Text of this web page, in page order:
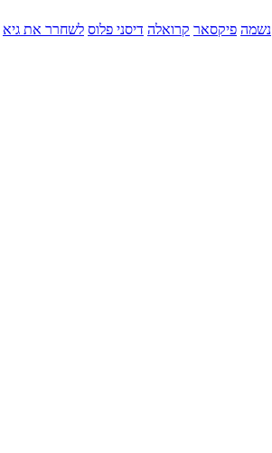
נשמה פיקסאר קרואלה דיסני פלוס לשחרר את גיא